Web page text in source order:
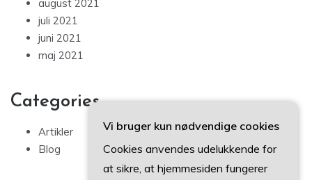
august 2021
juli 2021
juni 2021
maj 2021
Categories
Artikler
Blog
Vi bruger kun nødvendige cookies
Cookies anvendes udelukkende for
at sikre, at hjemmesiden fungerer